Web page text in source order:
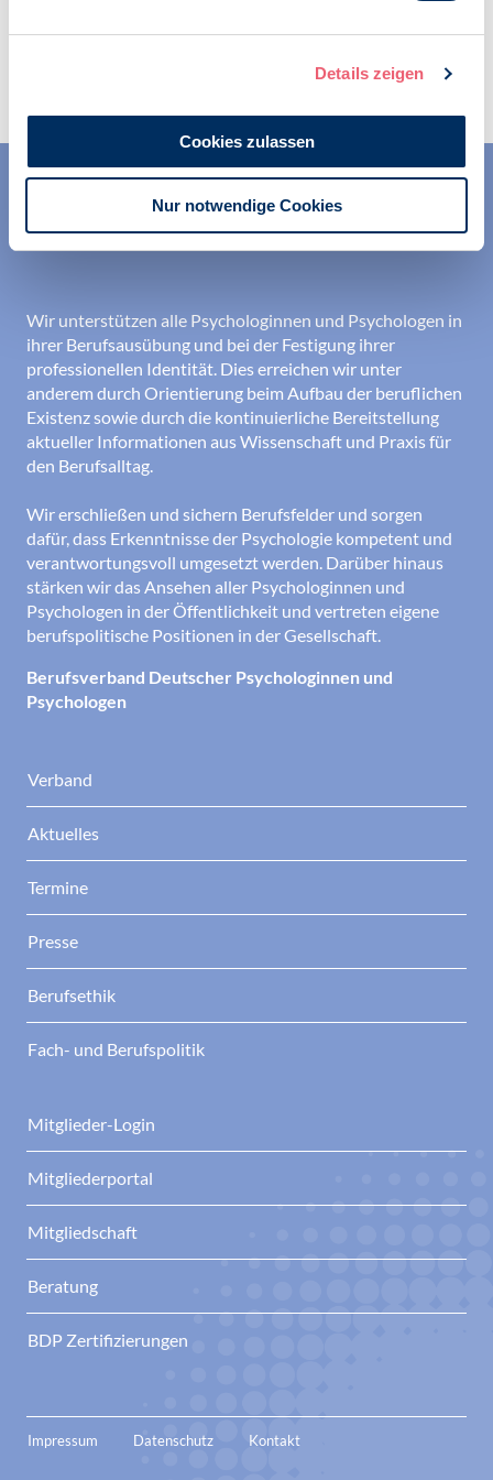
Details zeigen
Cookies zulassen
Nur notwendige Cookies
Wir unterstützen alle Psychologinnen und Psychologen in
ihrer Berufsausübung und bei der Festigung ihrer
professionellen Identität. Dies erreichen wir unter
anderem durch Orientierung beim Aufbau der beruflichen
Existenz sowie durch die kontinuierliche Bereitstellung
aktueller Informationen aus Wissenschaft und Praxis für
den Berufsalltag.
Wir erschließen und sichern Berufsfelder und sorgen
dafür, dass Erkenntnisse der Psychologie kompetent und
verantwortungsvoll umgesetzt werden. Darüber hinaus
stärken wir das Ansehen aller Psychologinnen und
Psychologen in der Öffentlichkeit und vertreten eigene
berufspolitische Positionen in der Gesellschaft.
Berufsverband Deutscher Psychologinnen und
Psychologen
Verband
Aktuelles
Termine
Presse
Berufsethik
Fach- und Berufspolitik
Mitglieder-Login
Mitgliederportal
Mitgliedschaft
Beratung
BDP Zertifizierungen
Impressum Datenschutz Kontakt